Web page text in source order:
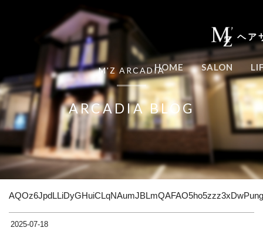
ヘア
HOME SALON
M'Z ARCADIA
ARCADIA BLOG
2025-07-18